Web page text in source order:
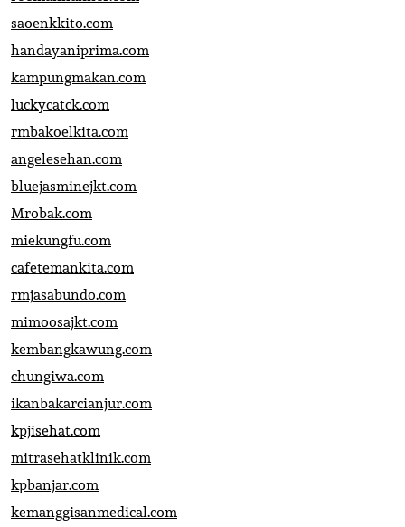
saoenkkito.com
handayaniprima.com
kampungmakan.com
luckycatck.com
rmbakoelkita.com
angelesehan.com
bluejasminejkt.com
Mrobak.com
miekungfu.com
cafetemankita.com
rmjasabundo.com
mimoosajkt.com
kembangkawung.com
chungiwa.com
ikanbakarcianjur.com
kpjisehat.com
mitrasehatklinik.com
kpbanjar.com
kemanggisanmedical.com